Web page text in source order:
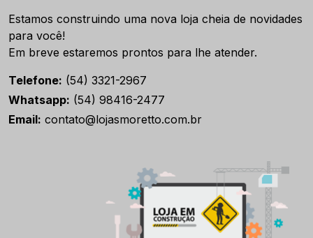
Estamos construindo uma nova loja cheia de novidades
para você!
Em breve estaremos prontos para lhe atender.
Telefone: (54) 3321-2967
Whatsapp: (54) 98416-2477
Email: contato@lojasmoretto.com.br